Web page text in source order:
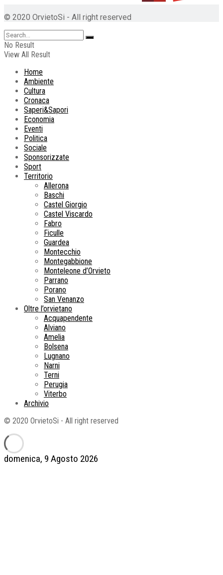
domenica, 9 Agosto 2026
© 2020 OrvietoSi - All right reserved
No Result
View All Result
Home
Ambiente
Cultura
Cronaca
Saperi&Sapori
Economia
Eventi
Politica
Sociale
Sponsorizzate
Sport
Territorio
Allerona
Baschi
Castel Giorgio
Castel Viscardo
Fabro
Ficulle
Guardea
Montecchio
Montegabbione
Monteleone d’Orvieto
Parrano
Porano
San Venanzo
Oltre l’orvietano
Acquapendente
Alviano
Amelia
Bolsena
Lugnano
Narni
Terni
Perugia
Viterbo
Archivio
© 2020 OrvietoSi - All right reserved